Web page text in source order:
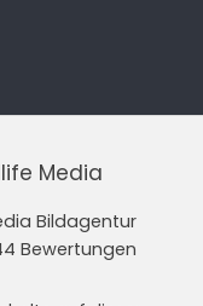
Media
Bildagentur
Bewertungen